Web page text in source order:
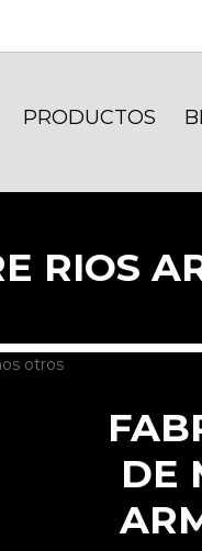
PRODUCTOS
RIOS
otros
DE